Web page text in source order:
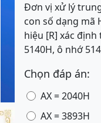
Đơn vị xử lý
con số dạng mã
hiệu [R] xác
5140H, ô nhớ
Chọn đáp án:
AX = 2040H
AX = 3893H